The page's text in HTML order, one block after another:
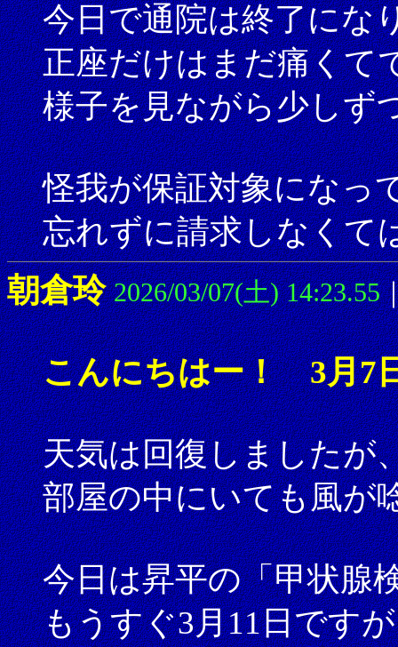
今日で通院は終了にな
正座だけはまだ痛くて
様子を見ながら少しず
怪我が保証対象になっ
忘れずに請求しなくて
朝倉玲 2026/03/07(土) 14:23.55
こんにちはー！ 3月7
天気は回復しましたが
部屋の中にいても風が
今日は昇平の「甲状腺
もうすぐ3月11日ですが